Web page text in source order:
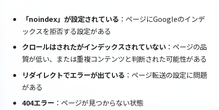
「noindex」が設定されている ：ページにGoogleのインデ
ックスを拒否する設定がある
クロールはされたがインデックスされていない：ページの品
質が低い、または重複コンテンツと判断された可能性がある
リダイレクトでエラーが出ている ：ページ転送の設定に問題
がある
404エラー ：ページが見つからない状態